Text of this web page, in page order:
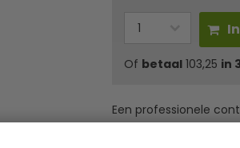
Of betaal103,25 in
Een professionele
onze webshop. Bekijk